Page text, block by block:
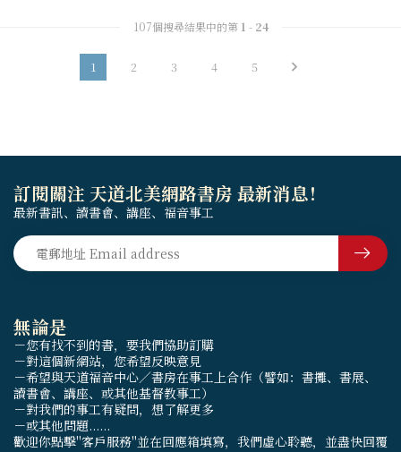
107個搜尋結果中的第 1 - 24
1 2 3 4 5
無論是
－您有找不到的書，要我們協助訂購
－對這個新網站，您希望反映意見
－希望與天道福音中心／書房在事工上合作（譬如：書攤、書展、
讀書會、講座、或其他基督教事工）
－對我們的事工有疑問，想了解更多
－或其他問題......
歡迎你點擊"客戶服務"並在回應箱填寫，我們虛心聆聽，並盡快回覆
訂閱關注 天道北美網路書房 最新消息！
最新書訊、讀書會、講座、福音事工